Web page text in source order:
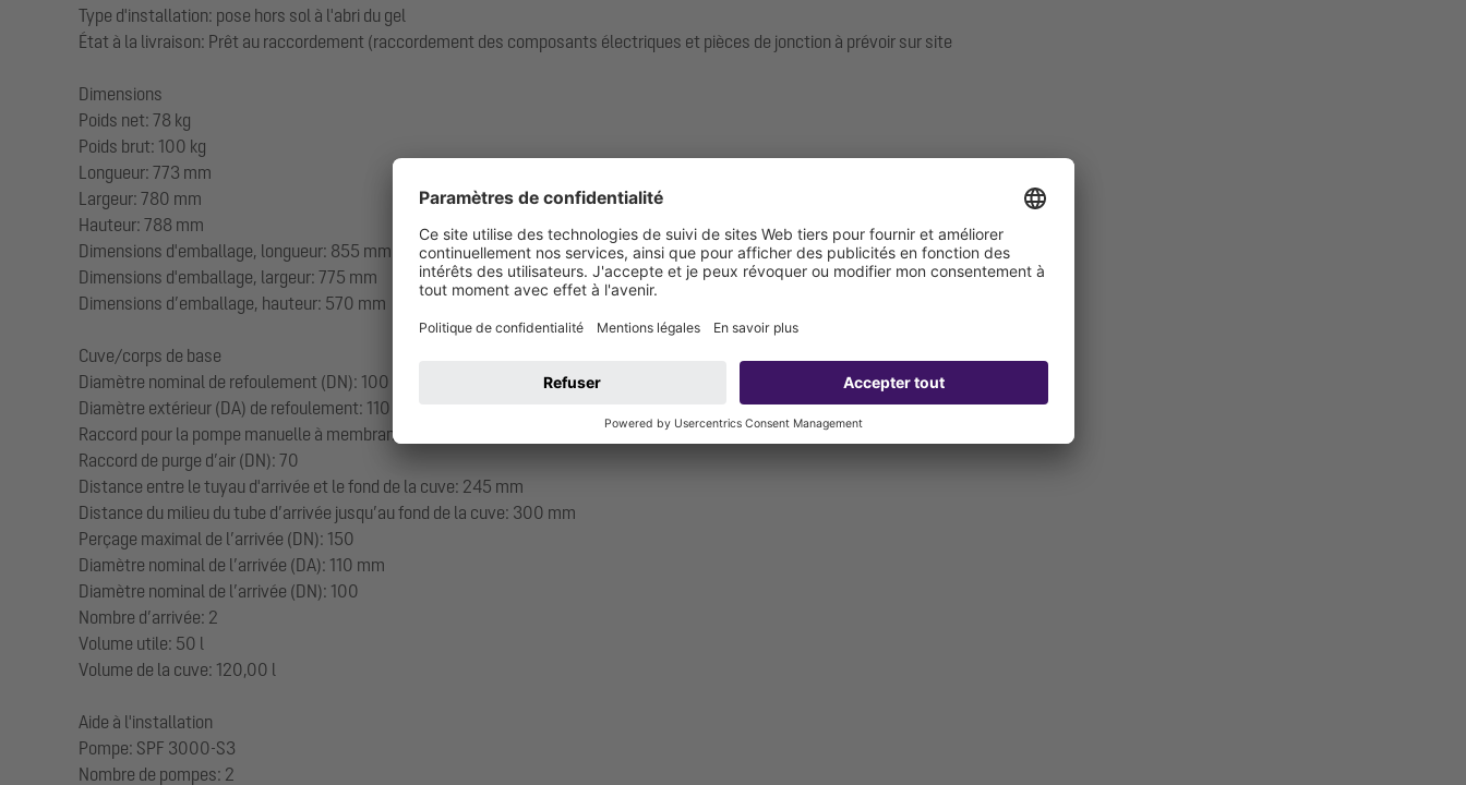
Type d'installation: pose hors sol à l'abri du gel
État à la livraison: Prêt au raccordement (raccordement des composants électriques et pièces de jonction à prévoir sur site
Dimensions
Poids net: 78 kg
Poids brut: 100 kg
Longueur: 773 mm
Largeur: 780 mm
Hauteur: 788 mm
Dimensions d'emballage, longueur: 855 mm
Dimensions d'emballage, largeur: 775 mm
Dimensions d’emballage, hauteur: 570 mm
Cuve/corps de base
Diamètre nominal de refoulement (DN): 100
Diamètre extérieur (DA) de refoulement: 110 mm
Raccord pour la pompe manuelle à membrane (DN): 32
Raccord de purge d’air (DN): 70
Distance entre le tuyau d'arrivée et le fond de la cuve: 245 mm
Distance du milieu du tube d’arrivée jusqu’au fond de la cuve: 300 mm
Perçage maximal de l’arrivée (DN): 150
Diamètre nominal de l’arrivée (DA): 110 mm
Diamètre nominal de l’arrivée (DN): 100
Nombre d’arrivée: 2
Volume utile: 50 l
Volume de la cuve: 120,00 l
Aide à l'installation
Pompe: SPF 3000-S3
Nombre de pompes: 2